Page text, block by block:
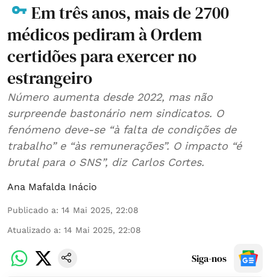
Em três anos, mais de 2700
médicos pediram à Ordem
certidões para exercer no
estrangeiro
Número aumenta desde 2022, mas não
surpreende bastonário nem sindicatos. O
fenómeno deve-se “à falta de condições de
trabalho” e “às remunerações”. O impacto “é
brutal para o SNS”, diz Carlos Cortes.
Ana Mafalda Inácio
Publicado a: 14 Mai 2025, 22:08
Atualizado a: 14 Mai 2025, 22:08
Siga-nos